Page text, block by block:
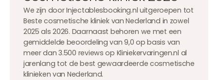
We zijn door Injectablesbooking.nl uitgeroepen tot
Beste cosmetische kliniek van Nederland in zowel
2025 als 2026. Daarnaast behoren we met een
gemiddelde beoordeling van 9,0 op basis van
meer dan 3.500 reviews op Kliniekervaringen.nl al
jarenlang tot de best gewaardeerde cosmetische
klinieken van Nederland.